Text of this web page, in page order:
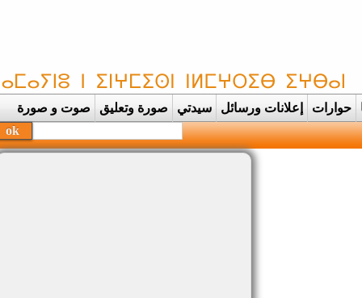
حوارات إعلانات ورسائل سيدتي صورة وتعليق صوت و صورة